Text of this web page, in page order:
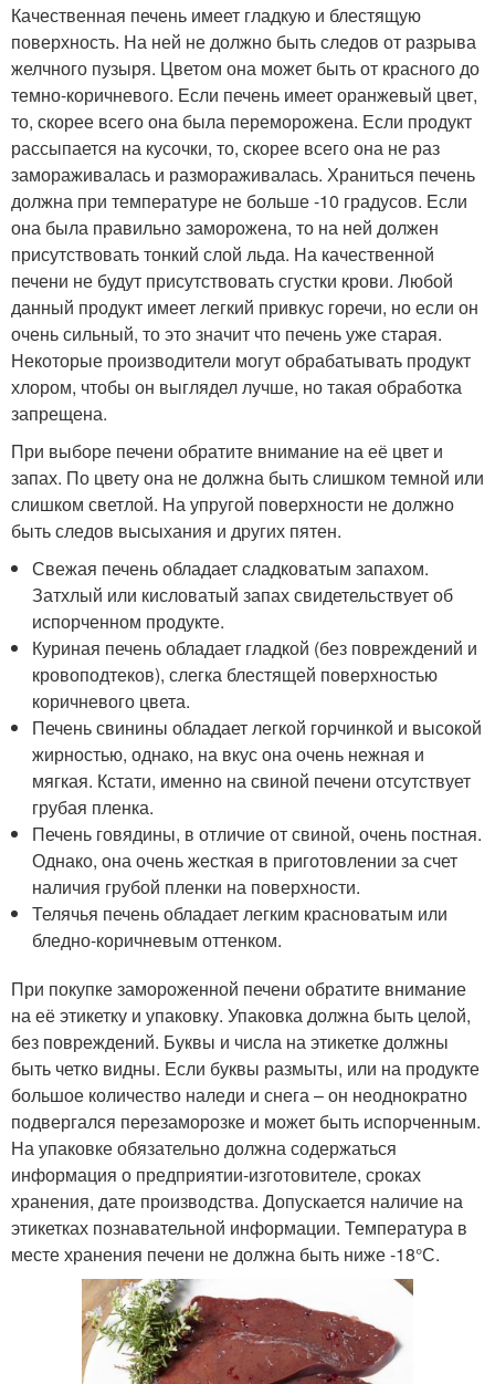
Качественная печень имеет гладкую и блестящую
поверхность. На ней не должно быть следов от разрыва
желчного пузыря. Цветом она может быть от красного до
темно-коричневого. Если печень имеет оранжевый цвет,
то, скорее всего она была переморожена. Если продукт
рассыпается на кусочки, то, скорее всего она не раз
замораживалась и размораживалась. Храниться печень
должна при температуре не больше -10 градусов. Если
она была правильно заморожена, то на ней должен
присутствовать тонкий слой льда. На качественной
печени не будут присутствовать сгустки крови. Любой
данный продукт имеет легкий привкус горечи, но если он
очень сильный, то это значит что печень уже старая.
Некоторые производители могут обрабатывать продукт
хлором, чтобы он выглядел лучше, но такая обработка
запрещена.
При выборе печени обратите внимание на её цвет и
запах. По цвету она не должна быть слишком темной или
слишком светлой. На упругой поверхности не должно
быть следов высыхания и других пятен.
Свежая печень обладает сладковатым запахом.
Затхлый или кисловатый запах свидетельствует об
испорченном продукте.
Куриная печень обладает гладкой (без повреждений и
кровоподтеков), слегка блестящей поверхностью
коричневого цвета.
Печень свинины обладает легкой горчинкой и высокой
жирностью, однако, на вкус она очень нежная и
мягкая. Кстати, именно на свиной печени отсутствует
грубая пленка.
Печень говядины, в отличие от свиной, очень постная.
Однако, она очень жесткая в приготовлении за счет
наличия грубой пленки на поверхности.
Телячья печень обладает легким красноватым или
бледно-коричневым оттенком.
При покупке замороженной печени обратите внимание
на её этикетку и упаковку. Упаковка должна быть целой,
без повреждений. Буквы и числа на этикетке должны
быть четко видны. Если буквы размыты, или на продукте
большое количество наледи и снега – он неоднократно
подвергался перезаморозке и может быть испорченным.
На упаковке обязательно должна содержаться
информация о предприятии-изготовителе, сроках
хранения, дате производства. Допускается наличие на
этикетках познавательной информации. Температура в
месте хранения печени не должна быть ниже -18°С.